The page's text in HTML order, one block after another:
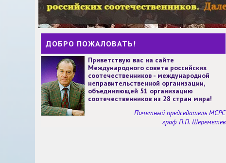
ДОБРО ПОЖАЛОВАТЬ!
Приветствую вас на сайте
Международного совета российских
соотечественников - международной
неправительственной организации,
объединяющей 51 организацию
соотечественников из 28 стран мира!
Почетный председатель МСРС
граф П.П. Шереметев